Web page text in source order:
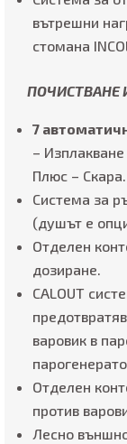
вътрешни
стомана
7
–
Плюс – Скара.
Система за
(душът е
Отделен
дозиране.
CALOUT
варовик в
Отделен
против
Лесно